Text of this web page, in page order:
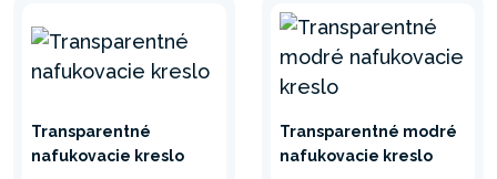
Transparentné
nafukovacie kreslo
Transparentné modré
nafukovacie kreslo